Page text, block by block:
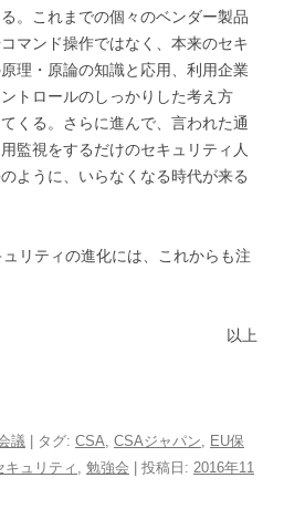
。これまでの個々のベンダー製品
マンド操作ではなく、本来のセキ
理・原論の知識と応用、利用企業
トロールのしっかりした考え方
くる。さらに進んで、言われた通
監視をするだけのセキュリティ人
ように、いらなくなる時代が来る
リティの進化には、これからも注
以上
議 | タグ: CSA CSAジャパン
EU保
キュリティ 勉強会 | 投稿日: 2016年11